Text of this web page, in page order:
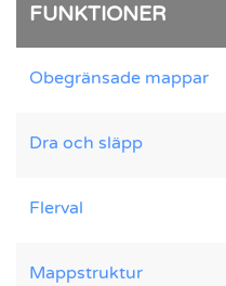
FUNKTIONER
Obegränsade mappar
Dra och släpp
Flerval
Mappstruktur